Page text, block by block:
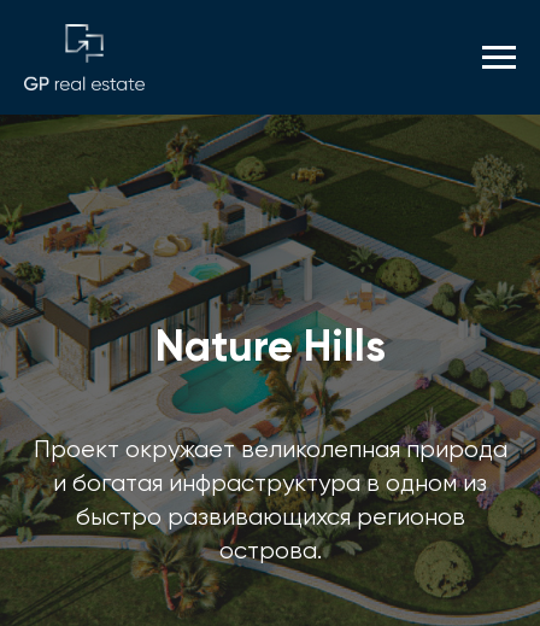
Nature Hills
Проект окружает великолепная природа
и богатая инфраструктура в одном из
быстро развивающихся регионов
острова.